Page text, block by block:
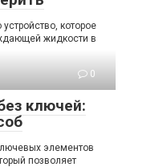
которое
жидкости в
0
ключей:
элементов
позволяет